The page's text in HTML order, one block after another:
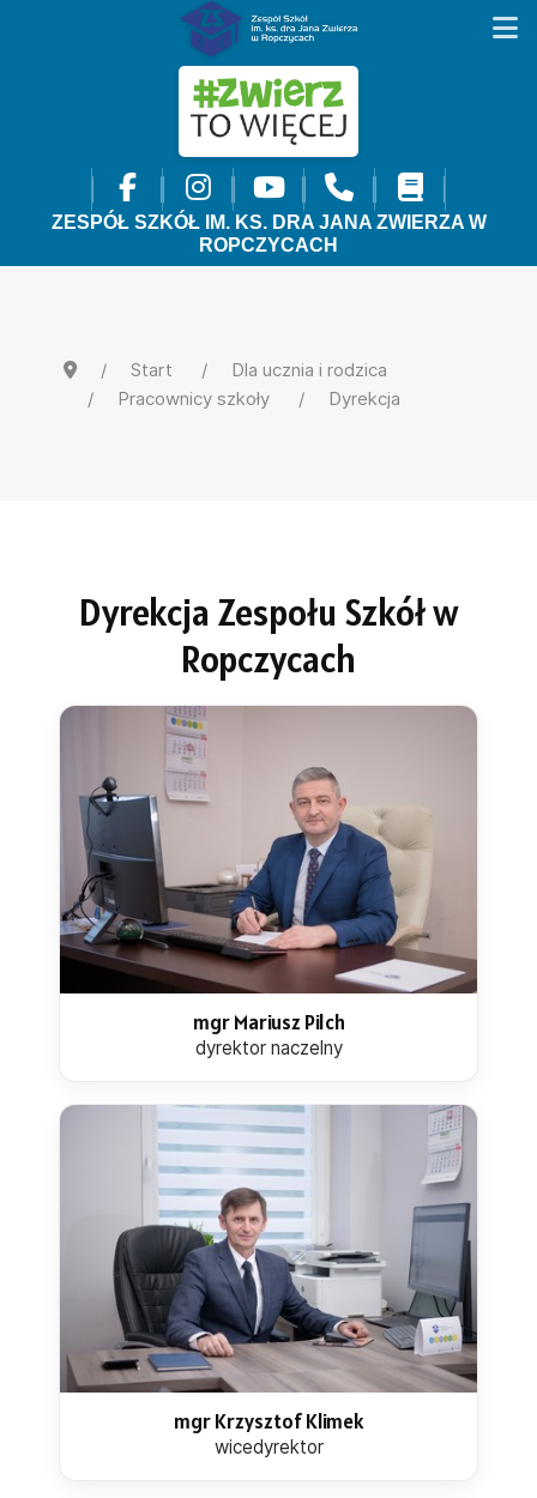
ZESPÓŁ SZKÓŁ IM. KS. DRA JANA ZWIERZA W
ROPCZYCACH
Start
Dla ucznia i rodzica
Pracownicy szkoły
Dyrekcja
Dyrekcja Zespołu Szkół w
Ropczycach
mgr Mariusz Pilch
dyrektor naczelny
mgr Krzysztof Klimek
wicedyrektor